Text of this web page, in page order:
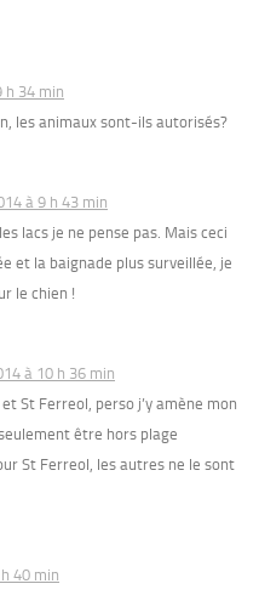
h 34 min
les animaux sont-ils autorisés?
à 9 h 43 min
lacs je ne pense pas. Mais ceci
et la baignade plus surveillée, je
le chien !
à 10 h 36 min
St Ferreol, perso j’y amène mon
être hors plage
St Ferreol, les autres ne le sont
40 min